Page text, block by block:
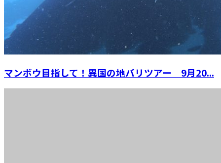
マンボウ目指して！異国の地バリツアー 9月20...